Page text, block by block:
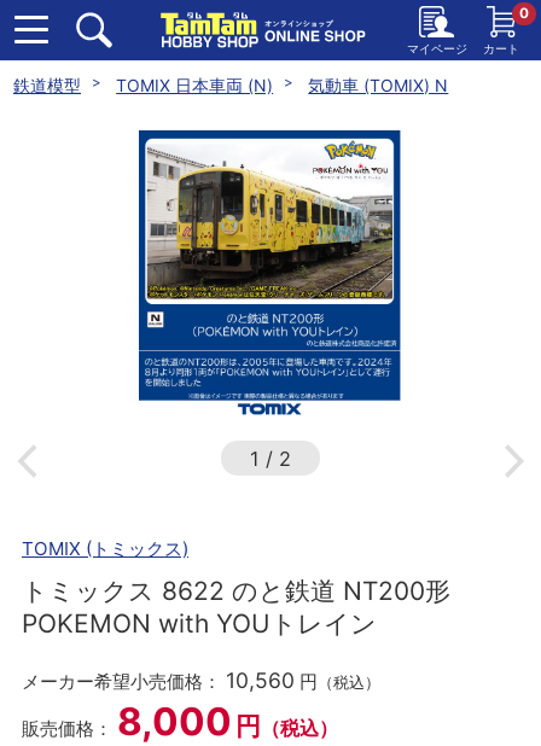
マイページ カート
0
鉄道模型 TOMIX 日本車両 (N) 気動車 (TOMIX) N
1 / 2
TOMIX (トミックス)
トミックス 8622 のと鉄道 NT200形
POKEMON with YOUトレイン
メーカー希望小売価格： 10,560 円 （税込）
販売価格： 8,000 円 （税込）